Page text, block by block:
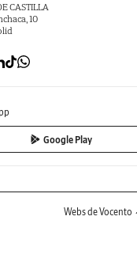
CASTILLA
10
Google Play
Webs de Vocento